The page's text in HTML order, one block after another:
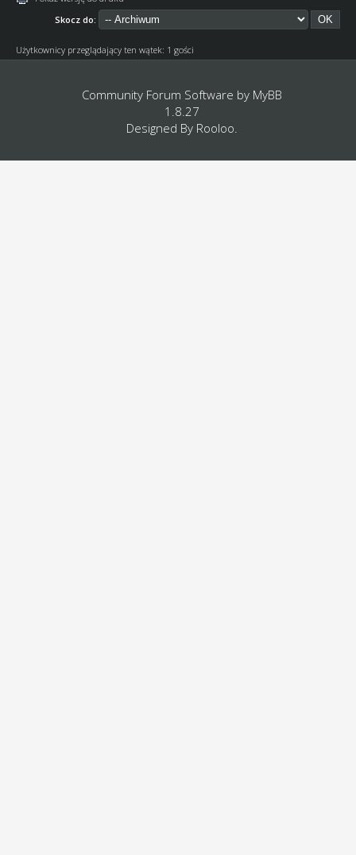
Skocz do:
Użytkownicy przeglądający ten wątek: 1 gości
Community Forum Software by MyBB
1.8.27
Designed By Rooloo